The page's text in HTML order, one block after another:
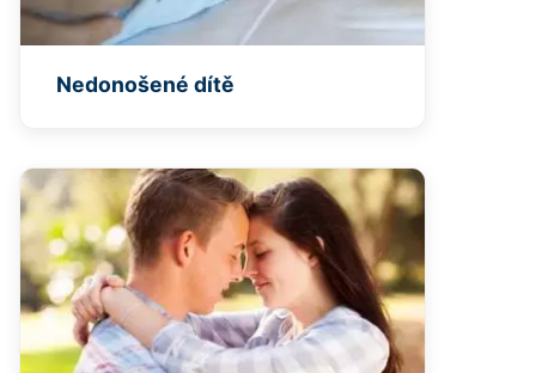
Nedonošené dítě